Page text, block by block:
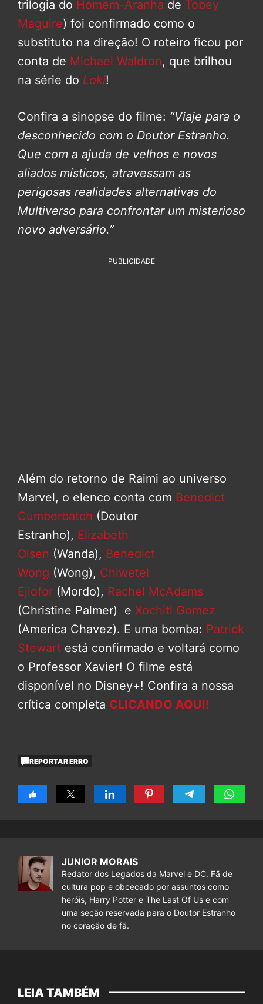
trilogia do Homem-Aranha de Tobey
Maguire) foi confirmado como o
substituto na direção! O roteiro ficou por
conta de Michael Waldron, que brilhou
na série do Loki!
Confira a sinopse do filme: “Viaje para o
desconhecido com o Doutor Estranho.
Que com a ajuda de velhos e novos
aliados místicos, atravessam as
perigosas realidades alternativas do
Multiverso para confrontar um misterioso
novo adversário.”
PUBLICIDADE
Além do retorno de Raimi ao universo
Marvel, o elenco conta com Benedict
Cumberbatch (Doutor
Estranho), Elizabeth
Olsen (Wanda), Benedict
Wong (Wong), Chiwetel
Ejiofor (Mordo), Rachel McAdams
(Christine Palmer) e Xochitl Gomez
(America Chavez). E uma bomba: Patrick
Stewart está confirmado e voltará como
o Professor Xavier! O filme está
disponível no Disney+! Confira a nossa
crítica completa CLICANDO AQUI!
REPORTAR ERRO
JUNIOR MORAIS
Redator dos Legados da Marvel e DC. Fã de
cultura pop e obcecado por assuntos como
heróis, Harry Potter e The Last Of Us e com
uma seção reservada para o Doutor Estranho
no coração de fã.
LEIA TAMBÉM